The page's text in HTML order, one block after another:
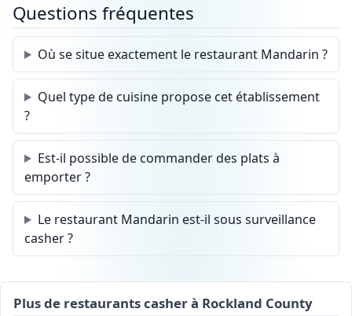
Questions fréquentes
Où se situe exactement le restaurant Mandarin ?
Quel type de cuisine propose cet établissement
?
Est-il possible de commander des plats à
emporter ?
Le restaurant Mandarin est-il sous surveillance
casher ?
Plus de restaurants casher à Rockland County